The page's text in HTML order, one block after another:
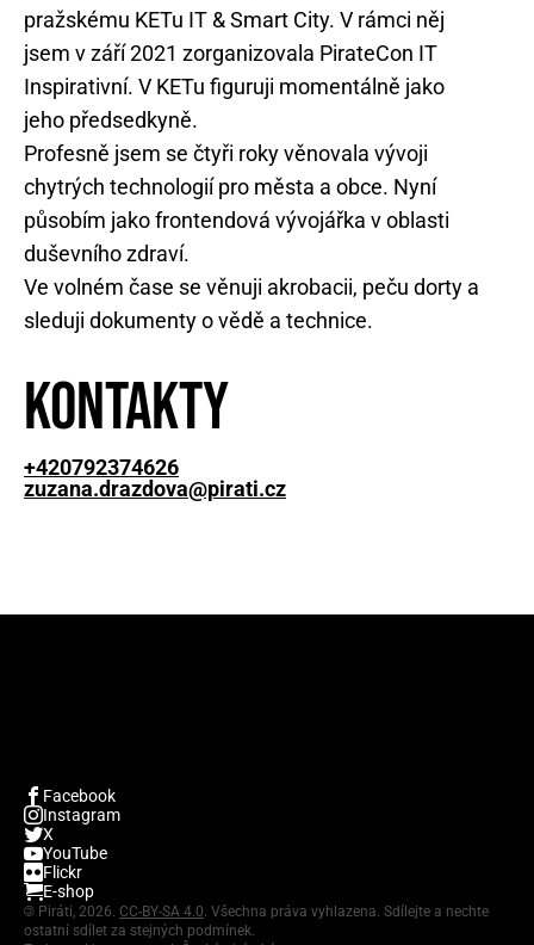
pražskému KETu IT & Smart City. V rámci něj
jsem v září 2021 zorganizovala PirateCon IT
Inspirativní. V KETu figuruji momentálně jako
jeho předsedkyně.
Profesně jsem se čtyři roky věnovala vývoji
chytrých technologií pro města a obce. Nyní
působím jako frontendová vývojářka v oblasti
duševního zdraví.
Ve volném čase se věnuji akrobacii, peču dorty a
sleduji dokumenty o vědě a technice.
Kontakty
+420792374626
zuzana.drazdova@pirati.cz
Facebook
Instagram
X
YouTube
Flickr
E-shop
© Piráti, 2026. CC-BY-SA 4.0. Všechna práva vyhlazena. Sdílejte a nechte
ostatní sdílet za stejných podmínek.